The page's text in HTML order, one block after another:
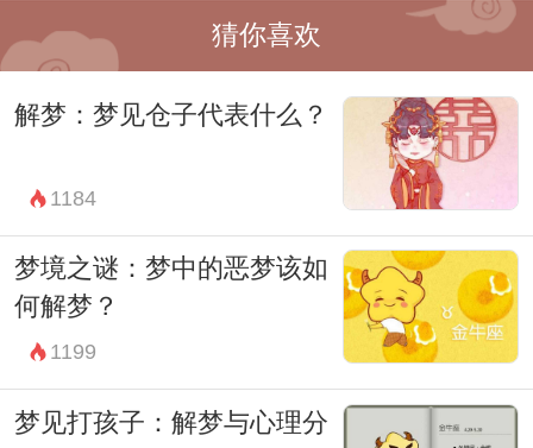
在解梦过程中，还需要考虑到梦境中工作的
具体情境和细节。比如，梦中找到的工作类
型、工作环境、同事关系等因素，都可能对
梦境的解读产生重要影响。不同的情境可能
暗示着不同的心理状态和情感需求，需要结
合个体的实际情况进行综合分析。
总之，梦见自己找到工作是一种常见且具有
深刻内涵的梦境体验。它不仅仅是对日常生
猜你喜欢
解梦：梦见仓子代表什么？
1184
梦境之谜：梦中的恶梦该如
何解梦？
1199
梦见打孩子：解梦与心理分